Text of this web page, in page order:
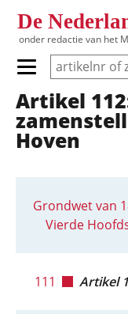
De
onder redactie van het
Primair menu
Hoofdnavigatie
Artikel
Hoven
Grondwet van
Vierde
111 Artikel